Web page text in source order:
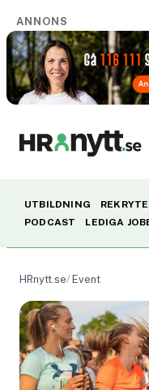
ANNONS
UTBILDNING
PODCAST
LEDIGA
HRnytt.se Event